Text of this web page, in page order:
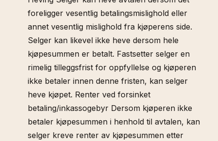
foreligger vesentlig betalingsmislighold eller
annet vesentlig mislighold fra kjøperens side.
Selger kan likevel ikke heve dersom hele
kjøpesummen er betalt. Fastsetter selger en
rimelig tilleggsfrist for oppfyllelse og kjøperen
ikke betaler innen denne fristen, kan selger
heve kjøpet. Renter ved forsinket
betaling/inkassogebyr Dersom kjøperen ikke
betaler kjøpesummen i henhold til avtalen, kan
selger kreve renter av kjøpesummen etter